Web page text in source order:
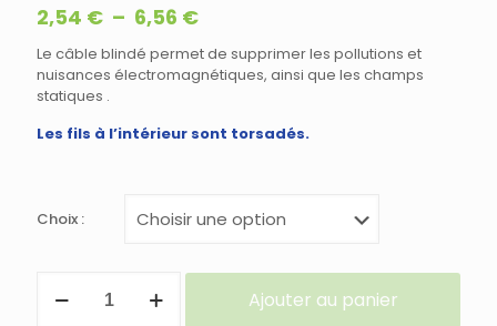
2,54 € – 6,56 €Plage
prix :
2,54 €
6,56 €
Le câble blindé permet de supprimer les pollutions et
nuisances électromagnétiques, ainsi que les champs
statiques .
Les fils à l’intérieur sont torsadés.
Choix :
Ajouter au panier